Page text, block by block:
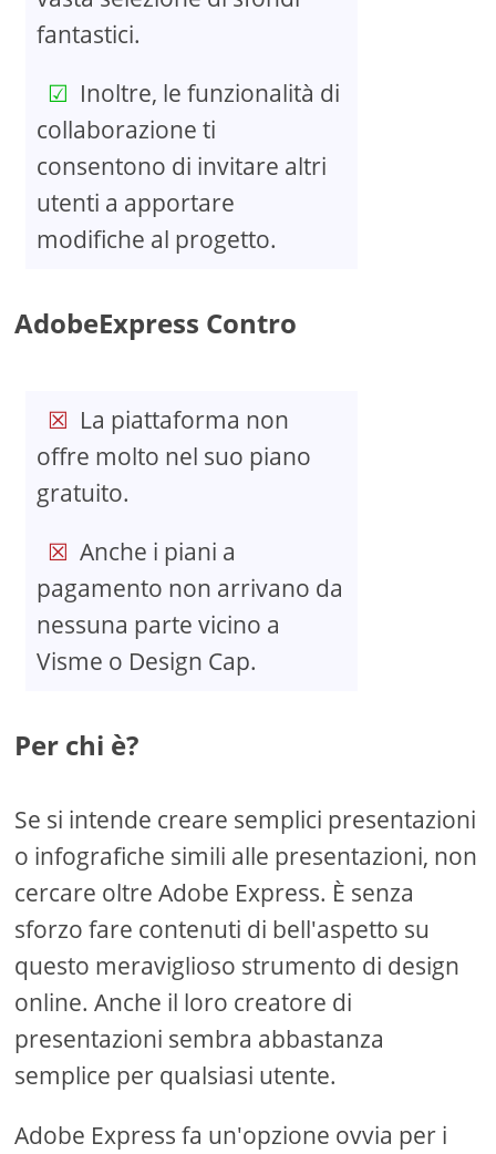
fantastici.
Inoltre, le funzionalità di
collaborazione ti
consentono di invitare altri
utenti a apportare
modifiche al progetto.
AdobeExpress Contro
La piattaforma non
offre molto nel suo piano
gratuito.
Anche i piani a
pagamento non arrivano da
nessuna parte vicino a
Visme o Design Cap.
Per chi è?
Se si intende creare semplici presentazioni
o infografiche simili alle presentazioni, non
cercare oltre Adobe Express. È senza
sforzo fare contenuti di bell'aspetto su
questo meraviglioso strumento di design
online. Anche il loro creatore di
presentazioni sembra abbastanza
semplice per qualsiasi utente.
Adobe Express fa un'opzione ovvia per i